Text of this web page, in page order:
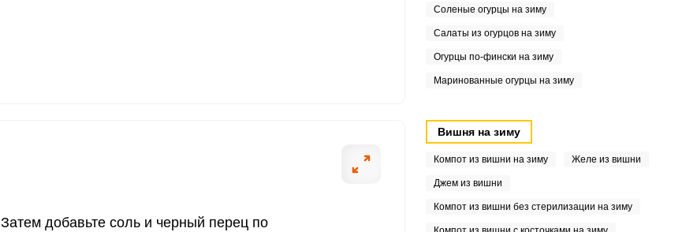
Затем добавьте соль и черный перец по
Соленые огурцы на зиму
Салаты из огурцов на зиму
Огурцы по-фински на зиму
Маринованные огурцы на зиму
Вишня на зиму
Компот из вишни на зиму Желе из вишни
Джем из вишни
Компот из вишни без стерилизации на зиму